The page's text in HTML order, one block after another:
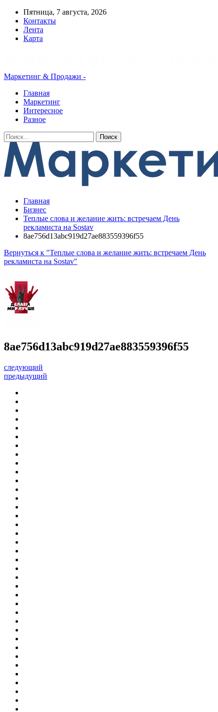
Пятница, 7 августа, 2026
Контакты
Лента
Карта
Маркетинг & Продажи -
Главная
Маркетинг
Интересное
Разное
Главная
Бизнес
Теплые слова и желание жить: встречаем День
рекламиста на Sostav
8ae756d13abc919d27ae883559396f55
Вернуться к "Теплые слова и желание жить: встречаем День
рекламиста на Sostav"
8ae756d13abc919d27ae883559396f55
следующий
предыдущий